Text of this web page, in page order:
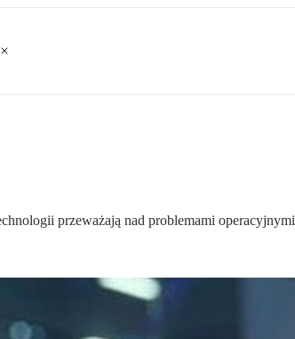
przeważają nad problemami operacyjnymi